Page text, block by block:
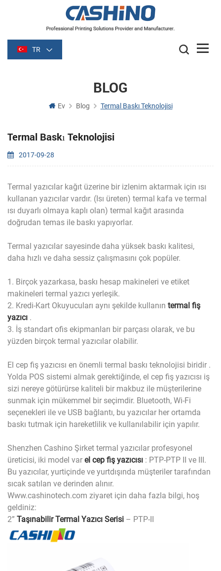
TR
BLOG
Ev Blog Termal Baskı Teknolojisi
Termal Baskı Teknolojisi
2017-09-28
Termal yazıcılar kağıt üzerine bir izlenim aktarmak için ısı
kullanan yazıcılar vardır. (Isı üreten) termal kafa ve termal
ısı duyarlı olmaya kaplı olan) termal kağıt arasında
doğrudan temas ile baskı yapıyorlar.
Termal yazıcılar sayesinde daha yüksek baskı kalitesi,
daha hızlı ve daha sessiz çalışmasını çok popüler.
1. Birçok yazarkasa, baskı hesap makineleri ve etiket
makineleri termal yazıcı yerleşik.
2. Kredi-Kart Okuyucuları aynı şekilde kullanın termal fiş
yazıcı .
3. İş standart ofis ekipmanları bir parçası olarak, ve bu
yüzden birçok termal yazıcılar olabilir.
El cep fiş yazıcısı en önemli termal baskı teknolojisi biridir .
Yolda POS sistemi almak gerektiğinde, el cep fiş yazıcısı iş
sizi nereye götürürse kaliteli bir makbuz ile müşterilerine
sunmak için mükemmel bir seçimdir. Bluetooth, Wi-Fi
seçenekleri ile ve USB bağlantı, bu yazıcılar her ortamda
baskı tutmak için hareketlilik ve kullanılabilir için yapılır.
Shenzhen Cashino Şirket termal yazıcılar profesyonel
üreticisi, iki model var el cep fiş yazıcısı : PTP-PTP II ve III.
Bu yazıcılar, yurtiçinde ve yurtdışında müşteriler tarafından
sıcak satılan ve derinden alınır.
Www.cashinotech.com ziyaret için daha fazla bilgi, hoş
geldiniz:
2” Taşınabilir Termal Yazıcı Serisi – PTP-II